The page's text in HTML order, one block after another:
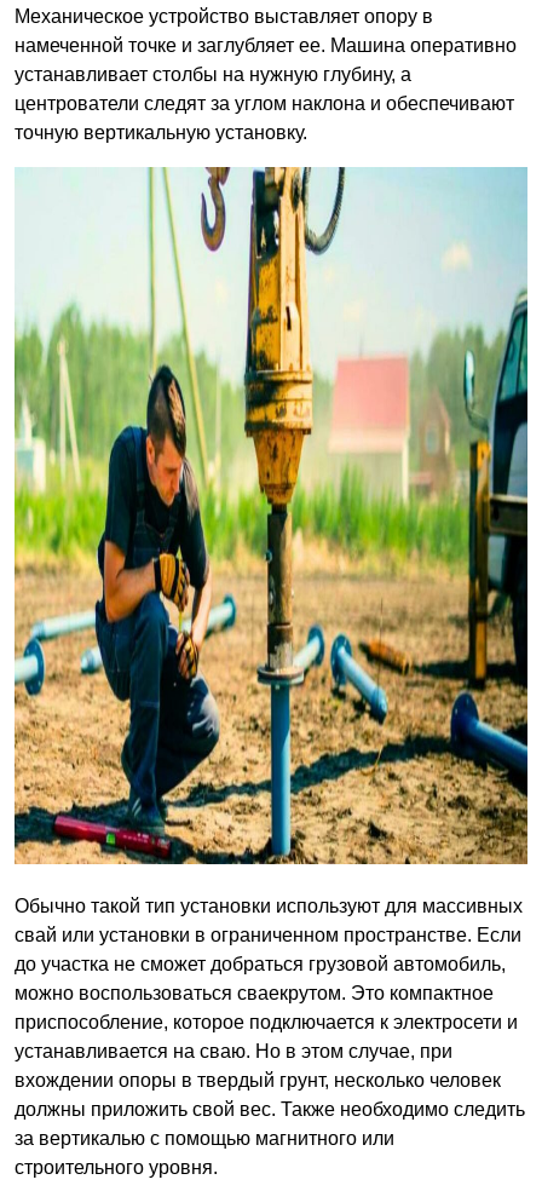
Механическое устройство выставляет опору в
намеченной точке и заглубляет ее. Машина оперативно
устанавливает столбы на нужную глубину, а
центрователи следят за углом наклона и обеспечивают
точную вертикальную установку.
Обычно такой тип установки используют для массивных
свай или установки в ограниченном пространстве. Если
до участка не сможет добраться грузовой автомобиль,
можно воспользоваться сваекрутом. Это компактное
приспособление, которое подключается к электросети и
устанавливается на сваю. Но в этом случае, при
вхождении опоры в твердый грунт, несколько человек
должны приложить свой вес. Также необходимо следить
за вертикалью с помощью магнитного или
строительного уровня.